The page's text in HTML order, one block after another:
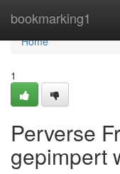
bookmarking1
Home
Home
1
Perverse
gepimpert